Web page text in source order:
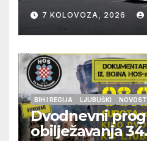
građana i
policije
7 KOLOVOZA, 2026
BIH I REGIJA LJUBUŠKI NOVOSTI
Dvodnevni
obilježavanja